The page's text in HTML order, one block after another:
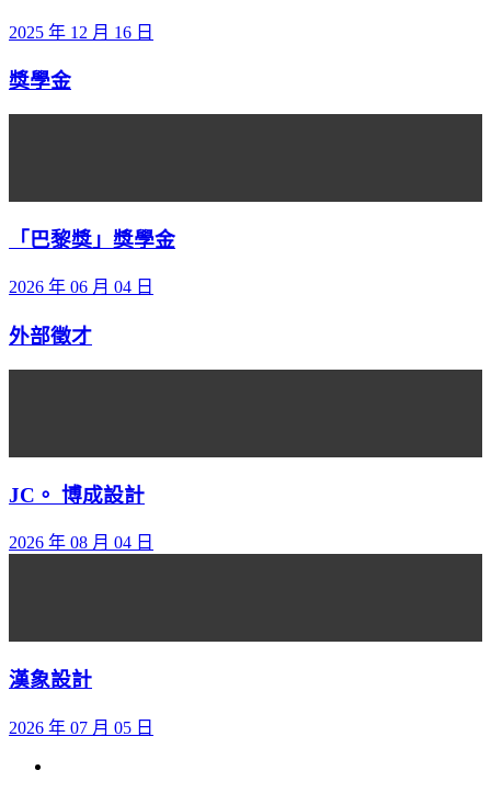
2025 年 12 月 16 日
獎學金
「巴黎獎」獎學金
2026 年 06 月 04 日
外部徵才
JC。 博成設計
2026 年 08 月 04 日
漢象設計
2026 年 07 月 05 日